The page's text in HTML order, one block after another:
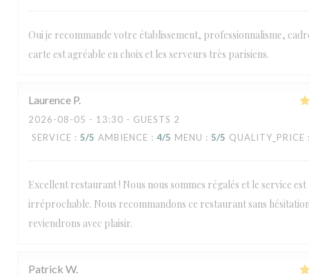
Oui je recommande votre établissement, professionnalisme,
carte est agréable en choix et les serveurs très parisiens.
Laurence P
2026-08-05 - 13:30 - GUESTS 2
SERVICE : 5/5 AMBIENCE : 4/5 MENU : 5/5 QUALITY_PRICE
Excellent restaurant ! Nous nous sommes régalés et le service est
irréprochable. Nous recommandons ce restaurant sans
reviendrons avec plaisir.
Patrick W